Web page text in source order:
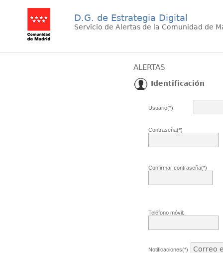
D.G. de Estrategia Digital
Servicio de Alertas de la Comunidad de
ALERTAS
Identificación
Usuario(*)
Contraseña(*)
Confirmar contraseña(*)
Teléfono móvil:
Notificaciones(*)